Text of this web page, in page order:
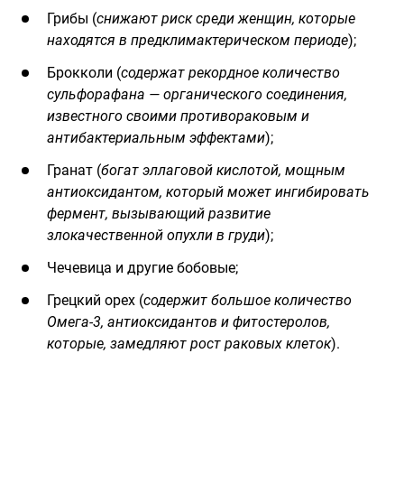
Грибы (снижают риск среди женщин, которые
находятся в предклимактерическом периоде);
Брокколи (содержат рекордное количество
сульфорафана — органического соединения,
известного своими противораковым и
антибактериальным эффектами);
Гранат (богат эллаговой кислотой, мощным
антиоксидантом, который может ингибировать
фермент, вызывающий развитие
злокачественной опухли в груди);
Чечевица и другие бобовые;
Грецкий орех (содержит большое количество
Омега-3, антиоксидантов и фитостеролов,
которые, замедляют рост раковых клеток).